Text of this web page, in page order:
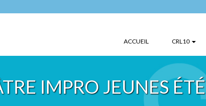
ACCUEIL CRL10
IMPRO JEUNES ÉTÉ